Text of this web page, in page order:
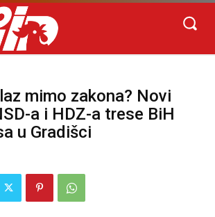
mimo zakona? Novi
a i HDZ-a trese BiH
u Gradišci